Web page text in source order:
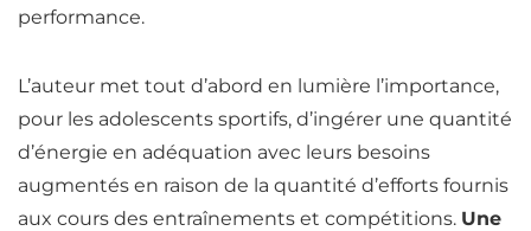
performance.
L’auteur met tout d’abord en lumière l’importance,
pour les adolescents sportifs, d’ingérer une quantité
d’énergie en adéquation avec leurs besoins
augmentés en raison de la quantité d’efforts fournis
aux cours des entraînements et compétitions. Une